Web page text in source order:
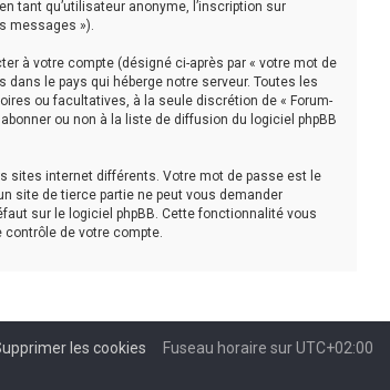
tant qu’utilisateur anonyme, l’inscription sur
messages »).
à votre compte (désigné ci-après par « votre mot de
le pays qui héberge notre serveur. Toutes les
ou facultatives, à la seule discrétion de « Forum-
ou non à la liste de diffusion du logiciel phpBB
sites internet différents. Votre mot de passe est le
site de tierce partie ne peut vous demander
sur le logiciel phpBB. Cette fonctionnalité vous
contrôle de votre compte.
Fuseau horaire surUTC+02:00
les cookies